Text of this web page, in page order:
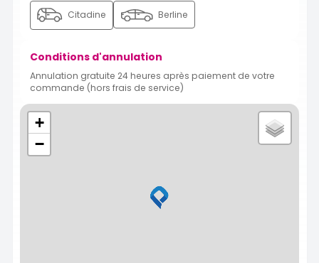
Citadine Berline
Conditions d'annulation
Annulation gratuite 24 heures après paiement de votre
commande (hors frais de service)
+
−